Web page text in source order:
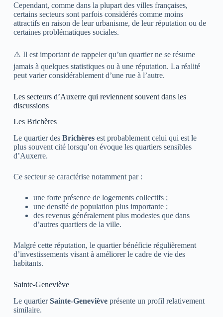
Cependant, comme dans la plupart des villes françaises,
certains secteurs sont parfois considérés comme moins
attractifs en raison de leur urbanisme, de leur réputation ou de
certaines problématiques sociales.
⚠️ Il est important de rappeler qu’un quartier ne se résume
jamais à quelques statistiques ou à une réputation. La réalité
peut varier considérablement d’une rue à l’autre.
Les secteurs d’Auxerre qui reviennent souvent dans les
discussions
Les Brichères
Le quartier des Brichèresest probablement celui qui est le
plus souvent cité lorsqu’on évoque les quartiers sensibles
d’Auxerre.
Ce secteur se caractérise notamment par :
une forte présence de logements collectifs ;
une densité de population plus importante ;
des revenus généralement plus modestes que dans
d’autres quartiers de la ville.
Malgré cette réputation, le quartier bénéficie régulièrement
d’investissements visant à améliorer le cadre de vie des
habitants.
Sainte-Geneviève
Le quartierSainte-Genevièveprésente un profil relativement
similaire.